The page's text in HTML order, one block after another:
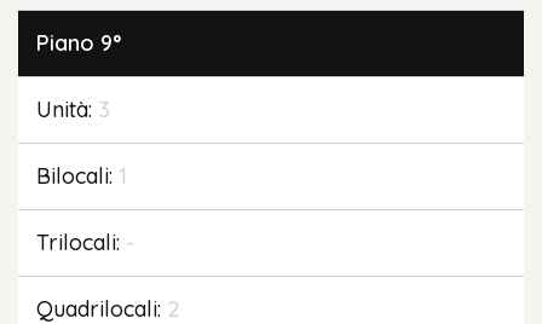
Piano 9°
Unità: 3
Bilocali: 1
Trilocali: -
Quadrilocali: 2